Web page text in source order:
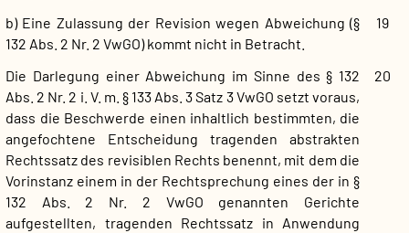
19
b) Eine Zulassung der Revision wegen Abweichung (§
132 Abs. 2 Nr. 2 VwGO) kommt nicht in Betracht.
20
Die Darlegung einer Abweichung im Sinne des § 132
Abs. 2 Nr. 2 i. V. m. § 133 Abs. 3 Satz 3 VwGO setzt voraus,
dass die Beschwerde einen inhaltlich bestimmten, die
angefochtene Entscheidung tragenden abstrakten
Rechtssatz des revisiblen Rechts benennt, mit dem die
Vorinstanz einem in der Rechtsprechung eines der in §
132 Abs. 2 Nr. 2 VwGO genannten Gerichte
aufgestellten, tragenden Rechtssatz in Anwendung